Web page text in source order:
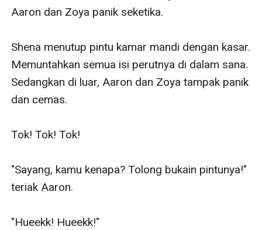
Aaron dan Zoya panik seketika.
Shena menutup pintu kamar mandi dengan kasar.
Memuntahkan semua isi perutnya di dalam sana.
Sedangkan di luar, Aaron dan Zoya tampak panik
dan cemas.
Tok! Tok! Tok!
"Sayang, kamu kenapa? Tolong bukain pintunya!"
teriak Aaron.
"Hueekk! Hueekk!"